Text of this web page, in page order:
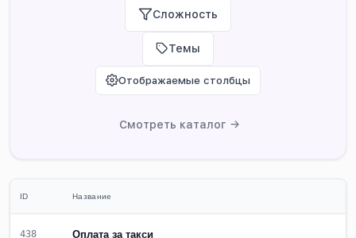
Сложность
Темы
Отображаемые столбцы
Смотреть каталог →
ID Название
438 Оплата за такси